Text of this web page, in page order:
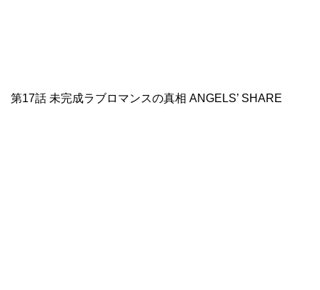
第17話 未完成ラブロマンスの真相 ANGELS’ SHARE